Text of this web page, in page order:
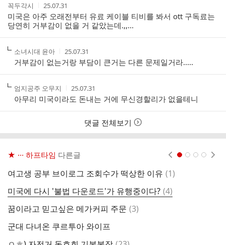
작
성
자
꼭두각시
작
성
시
간
25.07.31
미국은 아주 오래전부터 유료 케이블 티비를 봐서 ott 구독료는
당연히 거부감이 없을 거 같았는데.,,...
작
성
자
소녀시대 윤아
작
성
시
간
25.07.31
거부감이 없는거랑 부담이 큰거는 다른 문제일거라.....
작
성
자
엄지공주 오무지
작
성
시
간
25.07.31
아무리 미국이라도 돈내는 거에 무신경할리가 없을테니
댓글 전체보기
★ ··· 하프타임 다른글
여고생 공부 브이로그 조회수가 떡상한 이유 댓
(1)
미국에 다시 '불법 다운로드'가 유행중이다? 댓
글
(4)
꿈이라고 믿고싶은 메가커피 주문 댓
(3)
군대 다녀온 쿠르투아 와이프